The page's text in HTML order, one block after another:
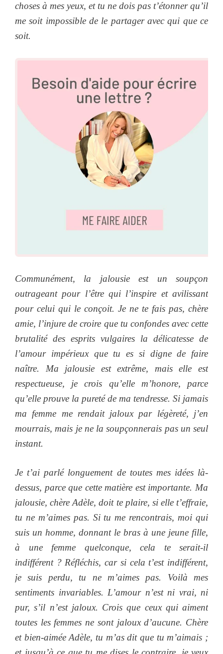
choses à mes yeux, et tu ne dois pas t’étonner qu’il
me soit impossible de le partager avec qui que ce
soit.
Communément, la jalousie est un soupçon
outrageant pour l’être qui l’inspire et avilissant
pour celui qui le conçoit. Je ne te fais pas, chère
amie, l’injure de croire que tu confondes avec cette
brutalité des esprits vulgaires la délicatesse de
l’amour impérieux que tu es si digne de faire
naître. Ma jalousie est extrême, mais elle est
respectueuse, je crois qu’elle m’honore, parce
qu’elle prouve la pureté de ma tendresse. Si jamais
ma femme me rendait jaloux par légèreté, j’en
mourrais, mais je ne la soupçonnerais pas un seul
instant.
Je t’ai parlé longuement de toutes mes idées là-
dessus, parce que cette matière est importante. Ma
jalousie, chère Adèle, doit te plaire, si elle t’effraie,
tu ne m’aimes pas. Si tu me rencontrais, moi qui
suis un homme, donnant le bras à une jeune fille,
à une femme quelconque, cela te serait-il
indifférent ? Réfléchis, car si cela t’est indifférent,
je suis perdu, tu ne m’aimes pas. Voilà mes
sentiments invariables. L’amour n’est ni vrai, ni
pur, s’il n’est jaloux. Crois que ceux qui aiment
toutes les femmes ne sont jaloux d’aucune. Chère
et bien-aimée Adèle, tu m’as dit que tu m’aimais ;